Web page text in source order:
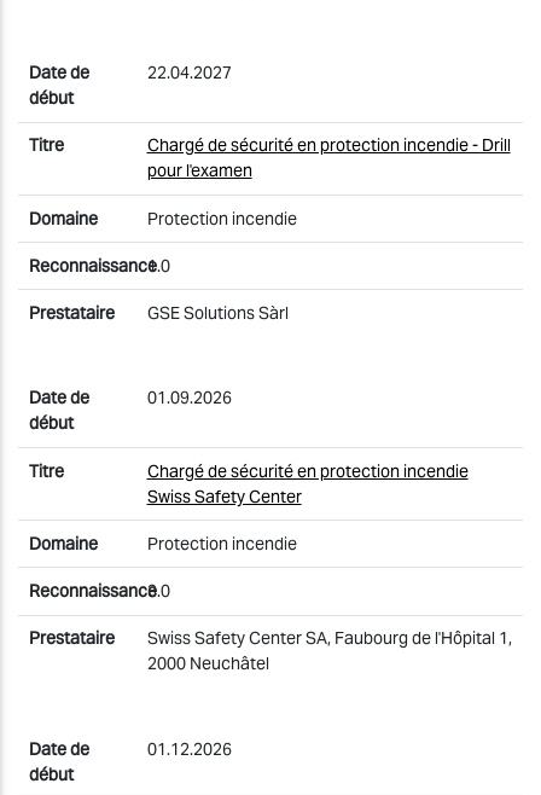
22.04.2027
Chargé de sécurité en protection incendie - Drill
pour l'examen
Protection incendie
1.0
GSE Solutions Sàrl
01.09.2026
Chargé de sécurité en protection incendie
Swiss Safety Center
Protection incendie
3.0
Swiss Safety Center SA, Faubourg de l'Hôpital 1,
2000 Neuchâtel
01.12.2026